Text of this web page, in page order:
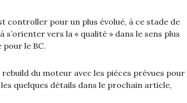
controller pour un plus évolué, à ce stade de
vers la « qualité » dans le sens plus
le BC.
du moteur avec les pièces prévues pour
quelques détails dans le prochain article,